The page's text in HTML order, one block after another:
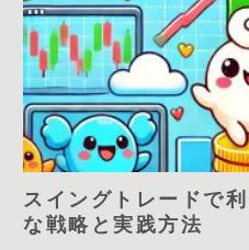
スイングトレードで
な戦略と実践方法